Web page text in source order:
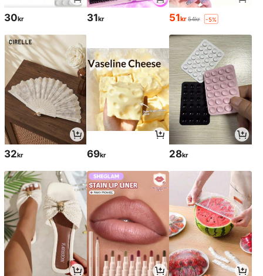
30kr 31kr 51kr 54kr -5%
32kr 69kr 28kr